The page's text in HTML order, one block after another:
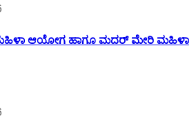
ಆಯೋಗ ಹಾಗೂ ಮದರ್ ಮೇರಿ ಮಹಿಳಾ